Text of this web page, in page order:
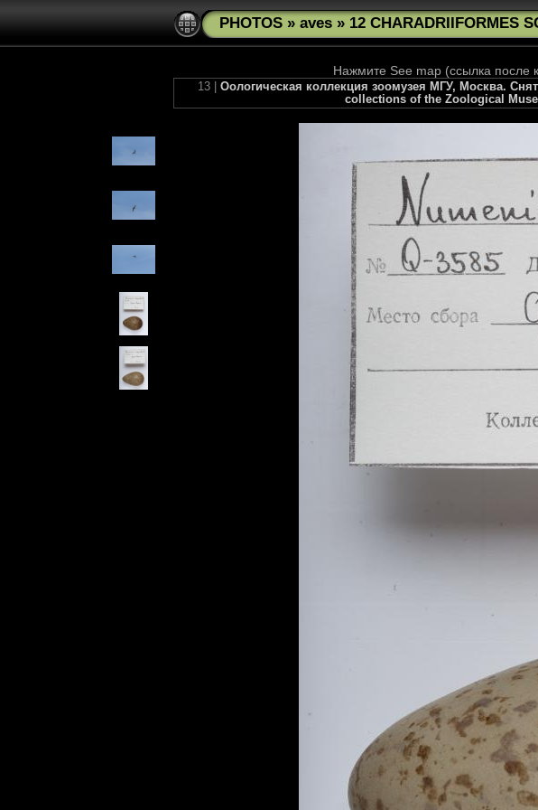
PHOTOS » aves » 12 CHARADRIIFORMES
Нажмите See map (ссылка после
13 | Оологическая коллекция зоомузея МГУ, Москва.
collections of the Zoological